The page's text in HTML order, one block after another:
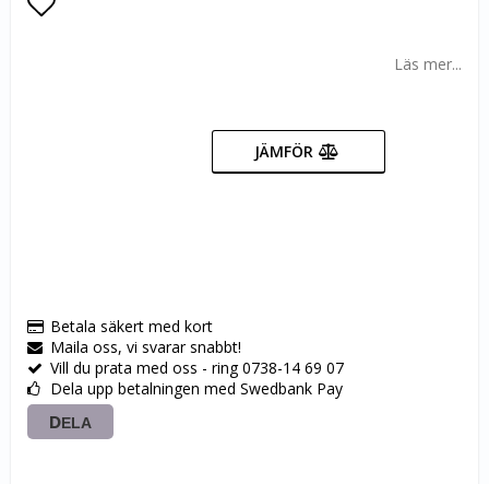
Läs mer...
JÄMFÖR
Betala säkert med kort
Maila oss, vi svarar snabbt!
Vill du prata med oss - ring 0738-14 69 07
Dela upp betalningen med Swedbank Pay
DELA